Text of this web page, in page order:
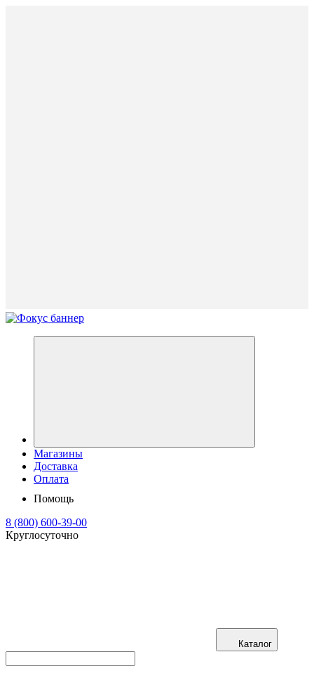
Магазины
Доставка
Оплата
Помощь
8 (800) 600-39-00
Круглосуточно
Каталог